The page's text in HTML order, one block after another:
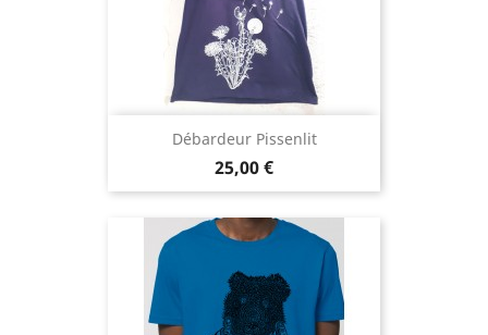
Débardeur Pissenlit
Prix
25,00 €